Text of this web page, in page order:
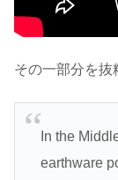
その一部分を抜
In the
earthware